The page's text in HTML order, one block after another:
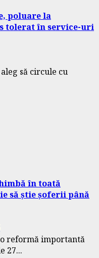
poluare la
tolerat în service-uri
să circule cu
în toată
să știe șoferii până
reformă importantă
27...